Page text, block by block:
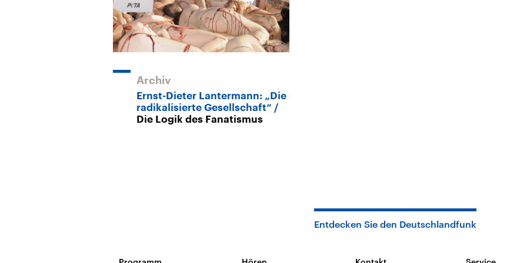
Archiv
Ernst-Dieter Lantermann: „Die
radikalisierte Gesellschaft“
Die Logik des Fanatismus
Entdecken Sie den Deutschlandfunk